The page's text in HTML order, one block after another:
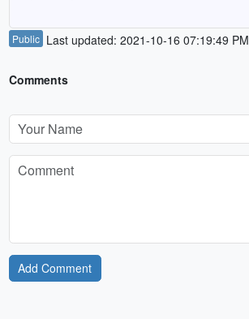
Public Last updated: 2021-10-16 07:19:49 PM
Comments
Add Comment